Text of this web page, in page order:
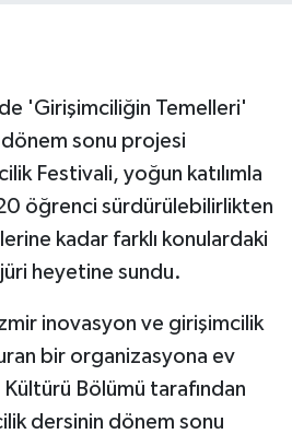
'Girişimciliğin Temelleri'
sonu projesi
Festivali, yoğun katılımla
öğrenci sürdürülebilirlikten
kadar farklı konulardaki
heyetine sundu.
inovasyon ve girişimcilik
bir organizasyona ev
Bölümü tarafından
dersinin dönem sonu